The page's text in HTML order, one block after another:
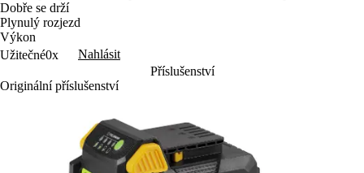
Dobře se drží
Plynulý rozjezd
Výkon
Užitečné0x
Nahlásit
Příslušenství
Originální příslušenství